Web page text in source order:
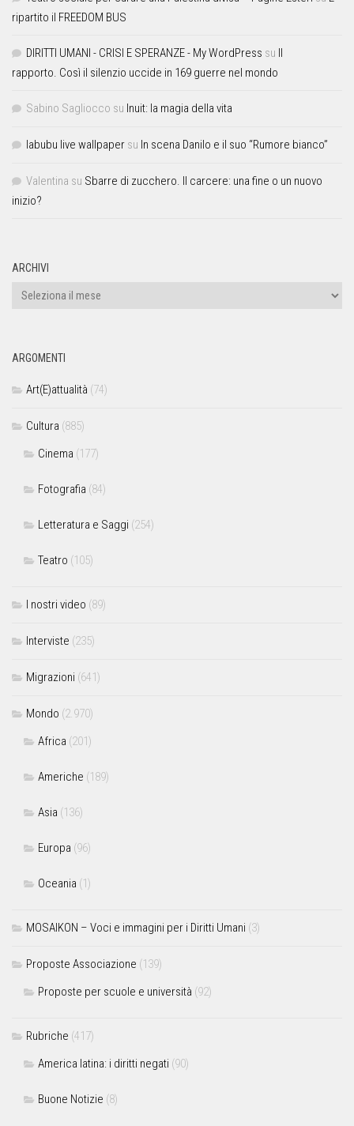
ripartito il FREEDOM BUS
DIRITTI UMANI - CRISI E SPERANZE - My WordPress su Il
rapporto. Così il silenzio uccide in 169 guerre nel mondo
Sabino Sagliocco su Inuit: la magia della vita
labubu live wallpaper su In scena Danilo e il suo “Rumore bianco”
Valentina su Sbarre di zucchero. Il carcere: una fine o un nuovo
inizio?
ARCHIVI
ARGOMENTI
Art(E)attualità (74)
Cultura (885)
Cinema (177)
Fotografia (84)
Letteratura e Saggi (254)
Teatro (105)
I nostri video (89)
Interviste (235)
Migrazioni (641)
Mondo (2.970)
Africa (201)
Americhe (189)
Asia (136)
Europa (96)
Oceania (1)
MOSAIKON – Voci e immagini per i Diritti Umani (3)
Proposte Associazione (139)
Proposte per scuole e università (92)
Rubriche (417)
America latina: i diritti negati (90)
Buone Notizie (8)